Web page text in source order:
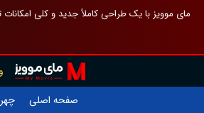
مای موویز با یک طراحی کاملاً جدید و کلی
صفحه اصلی